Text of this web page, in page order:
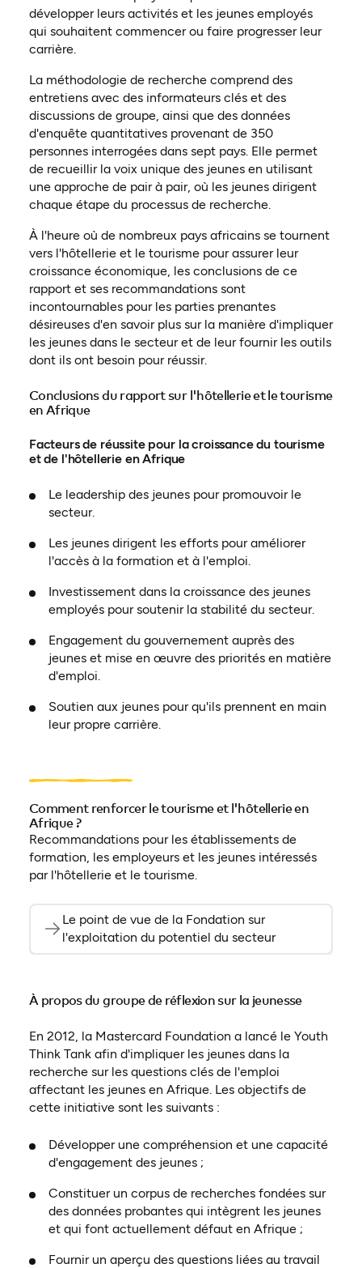
développer leurs activités et les jeunes employés
qui souhaitent commencer ou faire progresser leur
carrière.
La méthodologie de recherche comprend des
entretiens avec des informateurs clés et des
discussions de groupe, ainsi que des données
d'enquête quantitatives provenant de 350
personnes interrogées dans sept pays. Elle permet
de recueillir la voix unique des jeunes en utilisant
une approche de pair à pair, où les jeunes dirigent
chaque étape du processus de recherche.
À l'heure où de nombreux pays africains se tournent
vers l'hôtellerie et le tourisme pour assurer leur
croissance économique, les conclusions de ce
rapport et ses recommandations sont
incontournables pour les parties prenantes
désireuses d'en savoir plus sur la manière d'impliquer
les jeunes dans le secteur et de leur fournir les outils
dont ils ont besoin pour réussir.
Conclusions du rapport sur l'hôtellerie et le tourisme
en Afrique
Facteurs de réussite pour la croissance du tourisme
et de l'hôtellerie en Afrique
Le leadership des jeunes pour promouvoir le
secteur.
Les jeunes dirigent les efforts pour améliorer
l'accès à la formation et à l'emploi.
Investissement dans la croissance des jeunes
employés pour soutenir la stabilité du secteur.
Engagement du gouvernement auprès des
jeunes et mise en œuvre des priorités en matière
d'emploi.
Soutien aux jeunes pour qu'ils prennent en main
leur propre carrière.
Comment renforcer le tourisme et l'hôtellerie en
Afrique ?
Recommandations pour les établissements de
formation, les employeurs et les jeunes intéressés
par l'hôtellerie et le tourisme.
Le point de vue de la Fondation sur
l'exploitation du potentiel du secteur
À propos du groupe de réflexion sur la jeunesse
En 2012, la Mastercard Foundation a lancé le Youth
Think Tank afin d'impliquer les jeunes dans la
recherche sur les questions clés de l'emploi
affectant les jeunes en Afrique. Les objectifs de
cette initiative sont les suivants :
Développer une compréhension et une capacité
d'engagement des jeunes ;
Constituer un corpus de recherches fondées sur
des données probantes qui intègrent les jeunes
et qui font actuellement défaut en Afrique ;
Fournir un aperçu des questions liées au travail